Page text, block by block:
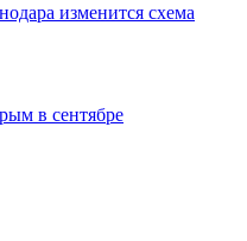
изменится схема
в сентябре